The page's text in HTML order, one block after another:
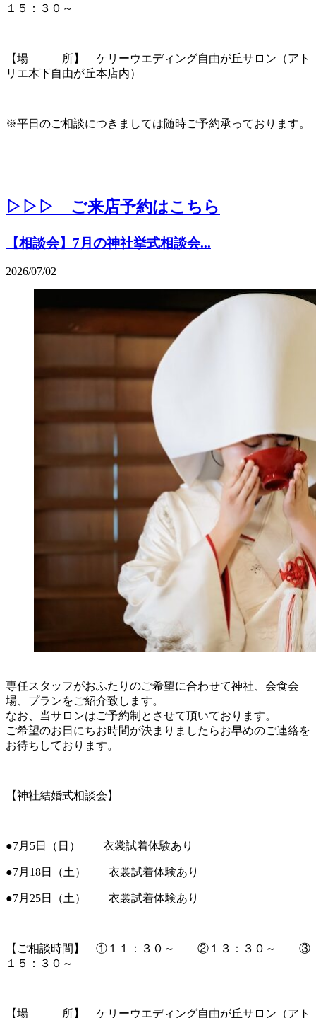
１５：３０～
【場 所】 ケリーウエディング自由が丘サロン（アト
リエ木下自由が丘本店内）
※平日のご相談につきましては随時ご予約承っております。
▷▷▷ ご来店予約はこちら
【相談会】7月の神社挙式相談会...
2026/07/02
専任スタッフがおふたりのご希望に合わせて神社、会食会
場、プランをご紹介致します。
なお、当サロンはご予約制とさせて頂いております。
ご希望のお日にちお時間が決まりましたらお早めのご連絡を
お待ちしております。
【神社結婚式相談会】
●7月5日（日） 衣裳試着体験あり
●7月18日（土） 衣裳試着体験あり
●7月25日（土） 衣裳試着体験あり
【ご相談時間】 ①１１：３０～ ②１３：３０～ ③
１５：３０～
【場 所】 ケリーウエディング自由が丘サロン（アト